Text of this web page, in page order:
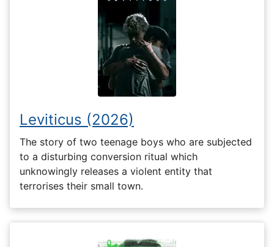
Leviticus (2026)
The story of two teenage boys who are subjected
to a disturbing conversion ritual which
unknowingly releases a violent entity that
terrorises their small town.